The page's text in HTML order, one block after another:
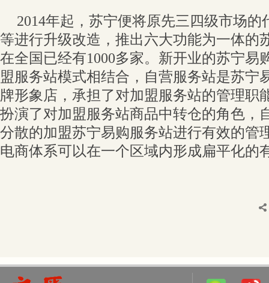
2014年起，苏宁便将原先三四级市场
等进行升级改造，推出六大功能为一体的
在全国已经有1000多家。新开业的苏宁易
盟服务站模式相结合，自营服务站是苏宁
牌形象店，承担了对加盟服务站的管理职
扮演了对加盟服务站商品中转仓的角色，
分散的加盟苏宁易购服务站进行有效的管
电商体系可以在一个区域内形成扁平化的